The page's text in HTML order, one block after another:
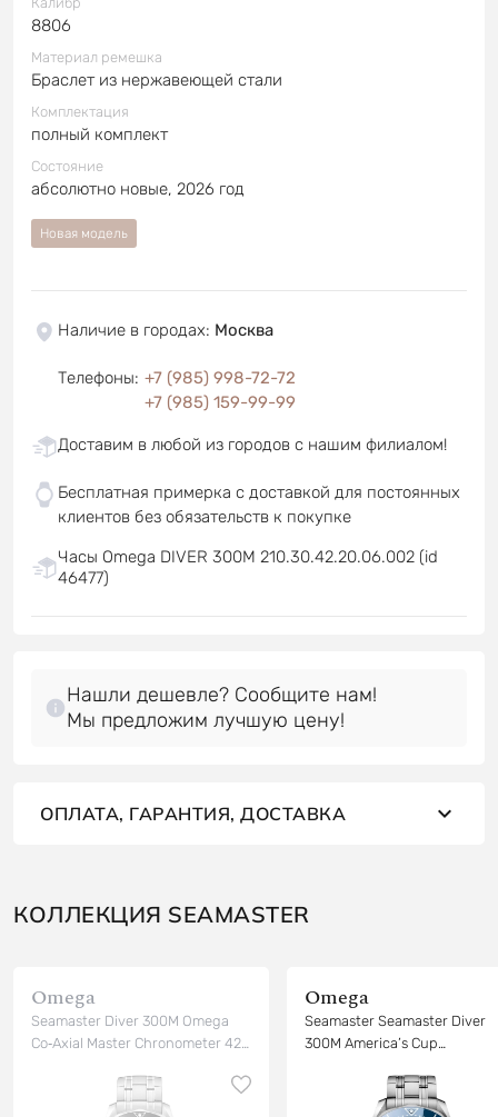
8806
Материал ремешка
Браслет из нержавеющей стали
Комплектация
полный комплект
Состояние
абсолютно новые, 2026 год
Новая модель
Наличие в городах: Москва
Телефоны: +7 (985) 998-72-72
+7 (985) 159-99-99
Доставим в любой из городов с нашим филиалом!
Бесплатная примерка с доставкой для постоянных
клиентов без обязательств к покупке
Часы Omega DIVER 300M 210.30.42.20.06.002 (id
46477)
Нашли дешевле? Сообщите нам!
Мы предложим лучшую цену!
ОПЛАТА, ГАРАНТИЯ, ДОСТАВКА
КОЛЛЕКЦИЯ SEAMASTER
Omega
Seamaster Diver 300M Omega
Co‑Axial Master Chronometer 42
Omega
Seamaster Seamaster Diver
300M America’s Cup